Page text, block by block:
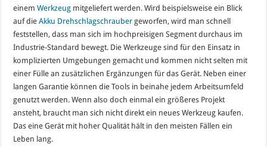
einemWerkzeug mitgeliefert werden. Wird beispielsweise ein Blick
auf dieAkku Drehschlagschrauber geworfen, wird man schnell
feststellen, dass man sich im hochpreisigen Segment durchaus im
Industrie-Standard bewegt. Die Werkzeuge sind für den Einsatz in
komplizierten Umgebungen gemacht und kommen nicht selten mit
einer Fülle an zusätzlichen Ergänzungen für das Gerät. Neben einer
langen Garantie können die Tools in beinahe jedem Arbeitsumfeld
genutzt werden. Wenn also doch einmal ein größeres Projekt
ansteht, braucht man sich nicht direkt ein neues Werkzeug kaufen.
Das eine Gerät mit hoher Qualität hält in den meisten Fällen ein
Leben lang.